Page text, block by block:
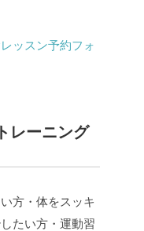
ッスン予約フォ
レーニング
方・体をスッキ
たい方・運動習